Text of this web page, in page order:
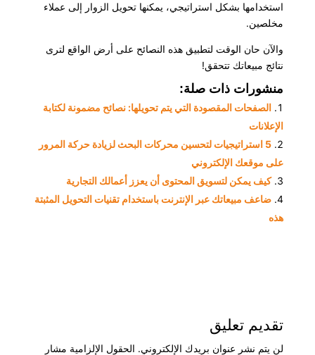
استخدامها بشكل استراتيجي، يمكنها تحويل الزوار إلى عملاء
مخلصين.
والآن حان الوقت لتطبيق هذه النصائح على أرض الواقع لترى
نتائج مبيعاتك تتحقق!
منشورات ذات صلة:
الصفحات المقصودة التي يتم تحويلها: نصائح مضمونة لكتابة
الإعلانات
5 استراتيجيات لتحسين محركات البحث لزيادة حركة المرور
على موقعك الإلكتروني
كيف يمكن لتسويق المحتوى أن يعزز أعمالك التجارية
ضاعف مبيعاتك عبر الإنترنت باستخدام تقنيات التحويل المثبتة
هذه
تقديم تعليق
لن يتم نشر عنوان بريدك الإلكتروني. الحقول الإلزامية مشار